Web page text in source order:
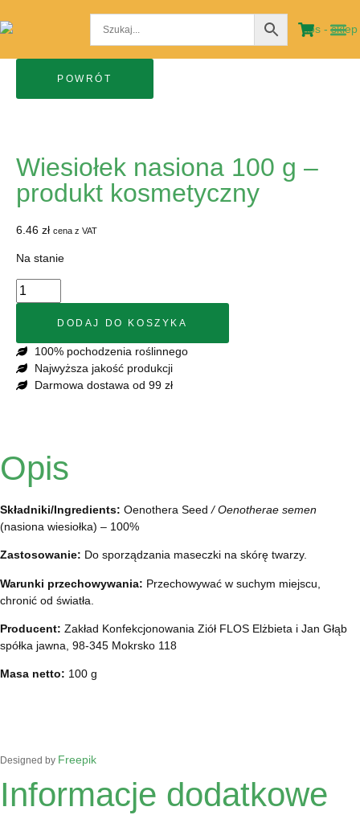
Wiesiołek nasiona 100 g –
produkt kosmetyczny
6.46 zł cena z VAT
Na stanie
DODAJ DO KOSZYKA
100% pochodzenia roślinnego
Najwyższa jakość produkcji
Darmowa dostawa od 99 zł
Opis
Składniki/Ingredients: Oenothera Seed/ Oenotherae semen
(nasiona wiesiołka) – 100%
Zastosowanie: Do sporządzania maseczki na skórę twarzy.
Warunki przechowywania: Przechowywać w suchym miejscu,
chronić od światła.
Producent: Zakład Konfekcjonowania Ziół FLOS Elżbieta i Jan Głąb
spółka jawna, 98-345 Mokrsko 118
Masa netto: 100 g
Designed by Freepik
Informacje dodatkowe